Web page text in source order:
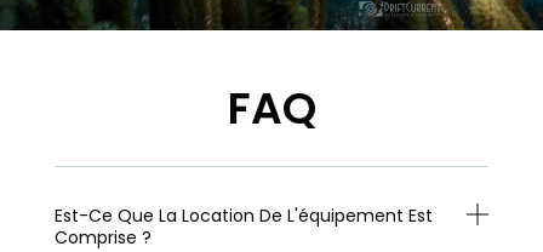
FAQ
Est-Ce Que La Location De L'équipement Est
Comprise ?